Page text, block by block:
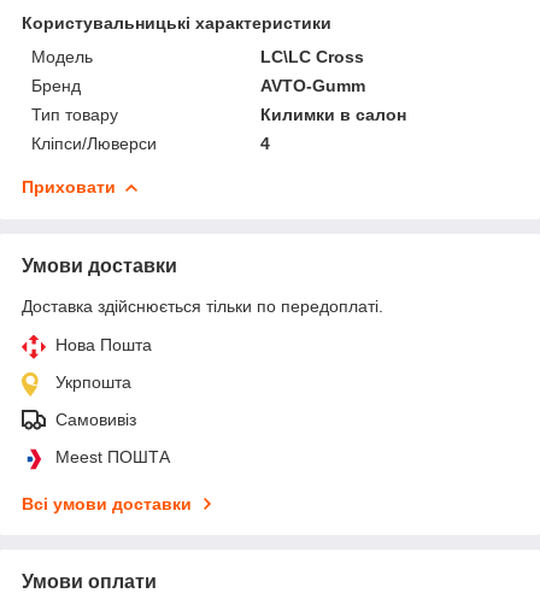
Користувальницькі характеристики
Модель
LC\LC Cross
Бренд
AVTO-Gumm
Тип товару
Килимки в салон
Кліпси/Люверси
4
Приховати
Умови доставки
Доставка здійснюється тільки по передоплаті.
Нова Пошта
Укрпошта
Самовивіз
Meest ПОШТА
Всі умови доставки
Умови оплати